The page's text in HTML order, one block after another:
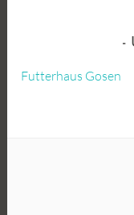
Futterhaus Gosen